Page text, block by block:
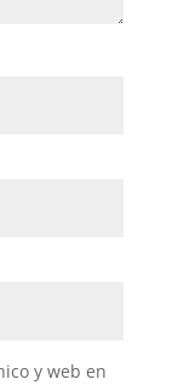
y web en